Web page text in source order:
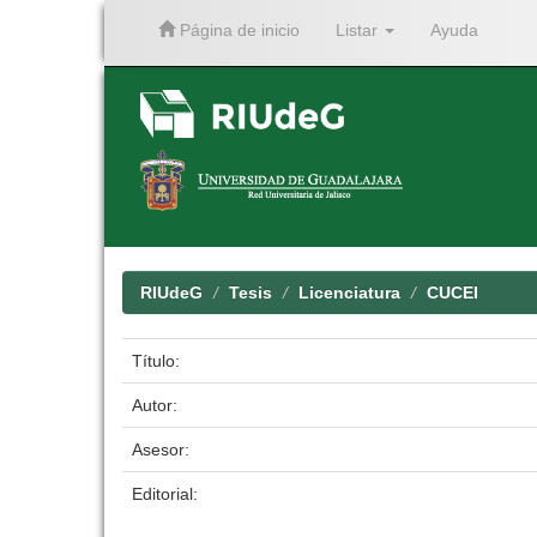
Página de inicio Listar Ayuda
RIUdeG Tesis Licenciatura CUCEI
Título:
Autor:
Asesor:
Editorial: